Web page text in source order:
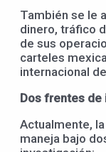
También se le
dinero, tráfico
de sus
carteles
internacional
Dos frentes de
Actualmente, la
maneja bajo